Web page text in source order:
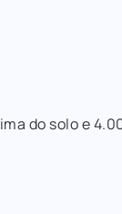
do solo e